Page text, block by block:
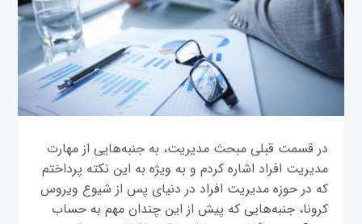
در قسمت قبلی مبحث مدیریت، به جنبه‌هایی از مهارت
مدیریت افراد اشاره کردم و به ویژه به این نکته پرداختم
که در حوزه مدیریت افراد در دنیای پس از شیوع ویروس
کرونا، جنبه‌هایی که پیش از این چندان مهم به حساب